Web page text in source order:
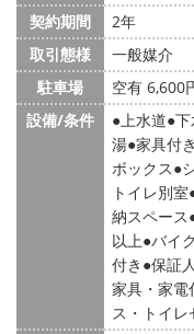
契約期間
2年
取引態様
一般媒介
駐車場
空有 6,600
設備/条件
上水道 下
湯 家具付き
ボックス
トイレ別室
納スペース
以上 バイ
付き 保証
家具・家電
ス・トイ